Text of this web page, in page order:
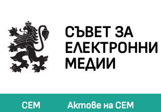
СЪВЕТ ЗА
ЕЛЕКТРОННИ
МЕДИИ
СЕМ Актове на СЕМ